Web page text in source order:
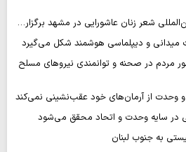
شعر زنان عاشورایی در مشهد برگزار…
میدانی و دیپلماسی هوشمند شکل می‌گیرد
مردم در صحنه و توانمندی نیروهای مسلح
و وحدت از آرمان‌های خود عقب‌نشینی نمی‌کند
در سایه وحدت و اتحاد محقق می‌شود
به جنوب لبنان